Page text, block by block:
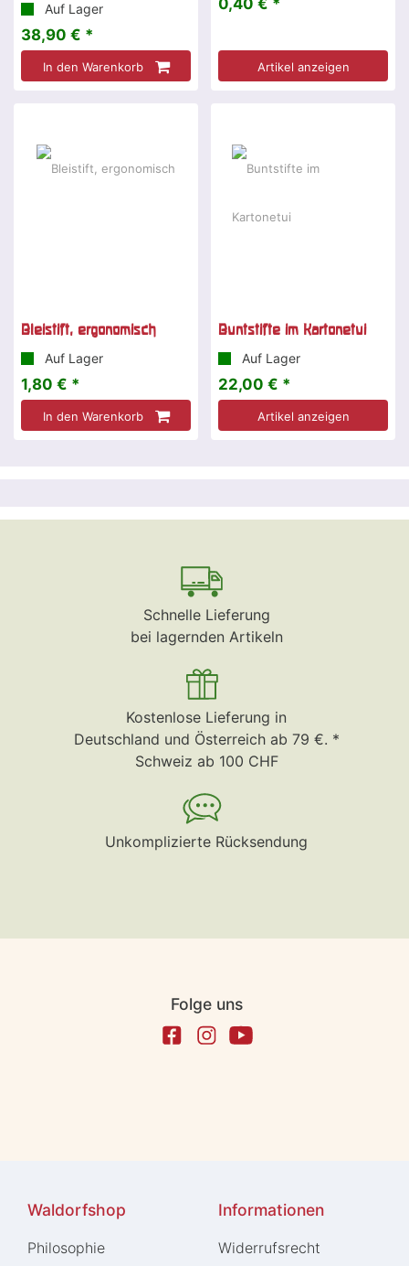
Auf Lager
38,90 € *
In den Warenkorb
0,40 € *
Artikel anzeigen
Bleistift, ergonomisch
Auf Lager
1,80 € *
In den Warenkorb
Buntstifte im Kartonetui
Auf Lager
22,00 € *
Artikel anzeigen
Schnelle Lieferung
bei lagernden Artikeln
Kostenlose Lieferung in
Deutschland und Österreich ab 79 €. *
Schweiz ab 100 CHF
Unkomplizierte Rücksendung
Folge uns
Waldorfshop
Philosophie
Informationen
Widerrufs­recht